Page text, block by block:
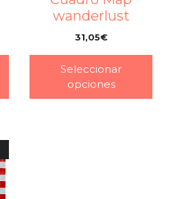
wanderlust
31,05€
Seleccionar
opciones